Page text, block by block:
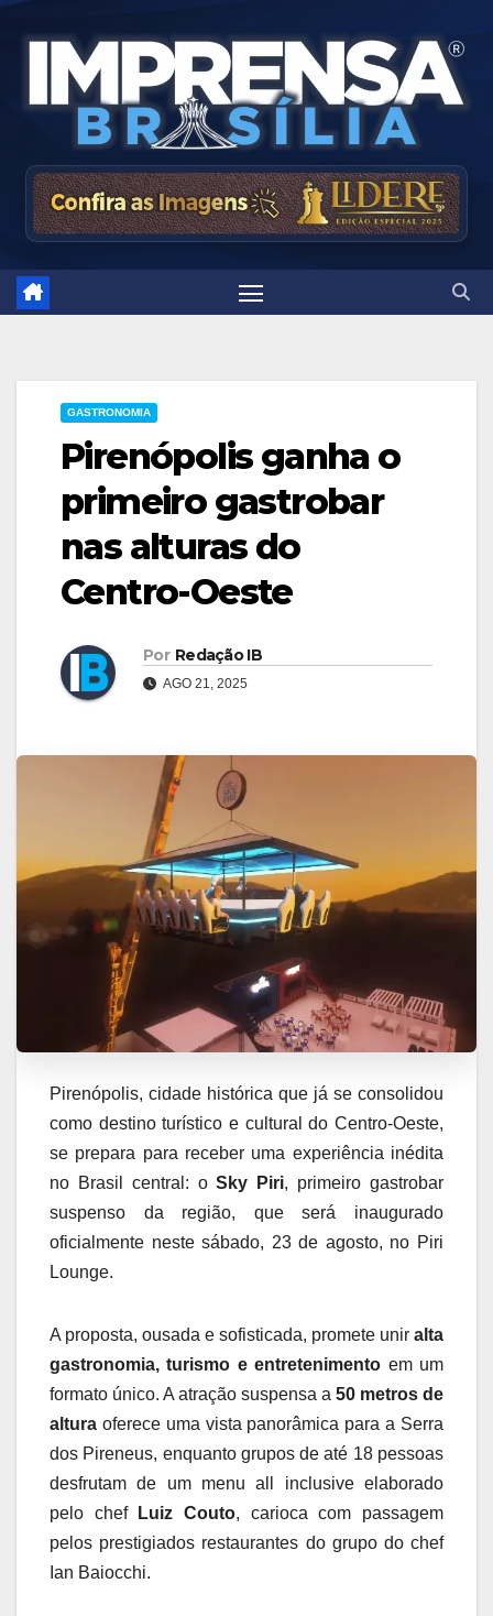
GASTRONOMIA
Pirenópolis ganha o
primeiro gastrobar
nas alturas do
Centro-Oeste
Por Redação IB
AGO 21, 2025
Pirenópolis, cidade histórica que já se consolidou
como destino turístico e cultural do Centro-Oeste,
se prepara para receber uma experiência inédita
no Brasil central: oSky Piri, primeiro gastrobar
suspenso da região, que será inaugurado
oficialmente neste sábado, 23 de agosto, no Piri
Lounge.
A proposta, ousada e sofisticada, promete unir alta
gastronomia, turismo e entretenimento em um
formato único. A atração suspensa a 50 metros de
altura oferece uma vista panorâmica para a Serra
dos Pireneus, enquanto grupos de até 18 pessoas
desfrutam de um menu all inclusive elaborado
pelo chef
Luiz Couto, carioca com passagem
pelos prestigiados restaurantes do grupo do chef
Ian Baiocchi.